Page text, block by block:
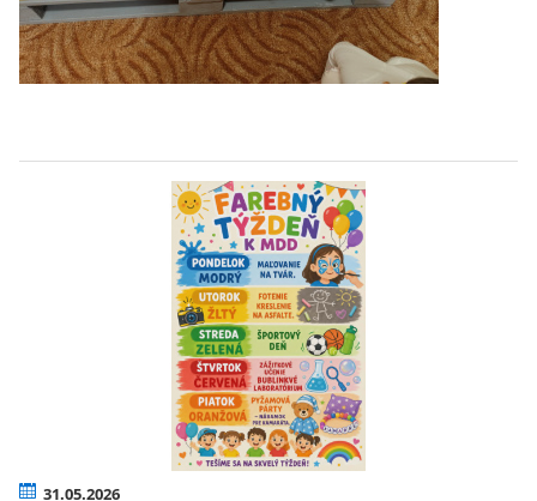
31.05.2026